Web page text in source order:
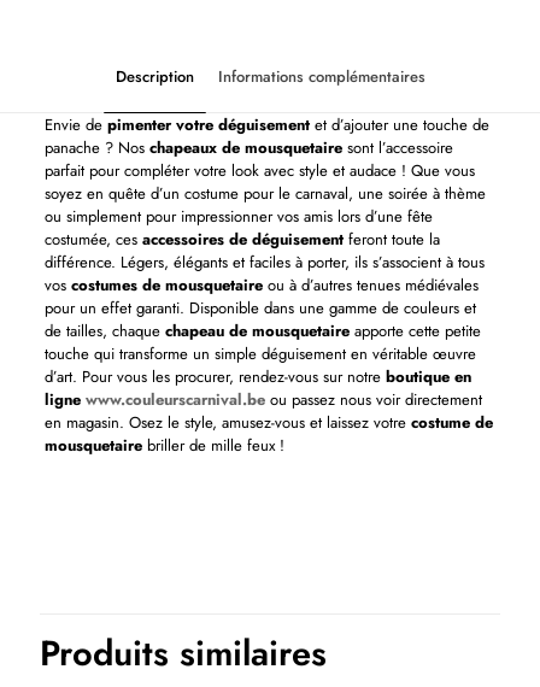
Description Informations complémentaires
Envie de pimenter votre déguisementet d’ajouter une touche de
panache ? Nos chapeaux de mousquetairesont l’accessoire
parfait pour compléter votre look avec style et audace ! Que vous
soyez en quête d’un costume pour le carnaval, une soirée à thème
ou simplement pour impressionner vos amis lors d’une fête
costumée, ces accessoires de déguisementferont toute la
différence. Légers, élégants et faciles à porter, ils s’associent à tous
vos costumes de mousquetaireou à d’autres tenues médiévales
pour un effet garanti. Disponible dans une gamme de couleurs et
de tailles, chaque chapeau de mousquetaireapporte cette petite
touche qui transforme un simple déguisement en véritable œuvre
d’art. Pour vous les procurer, rendez-vous sur notre boutique en
ligne www.couleurscarnival.beou passez nous voir directement
en magasin. Osez le style, amusez-vous et laissez votre costume de
mousquetairebriller de mille feux !
Produits similaires